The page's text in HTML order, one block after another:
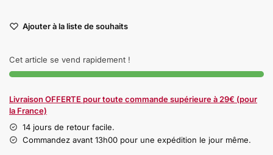
Ajouter à la liste de souhaits
Cet article se vend rapidement !
Livraison OFFERTE pour toute commande supérieure à 29€ (pour
la France)
14 jours de retour facile.
Commandez avant 13h00 pour une expédition le jour même.